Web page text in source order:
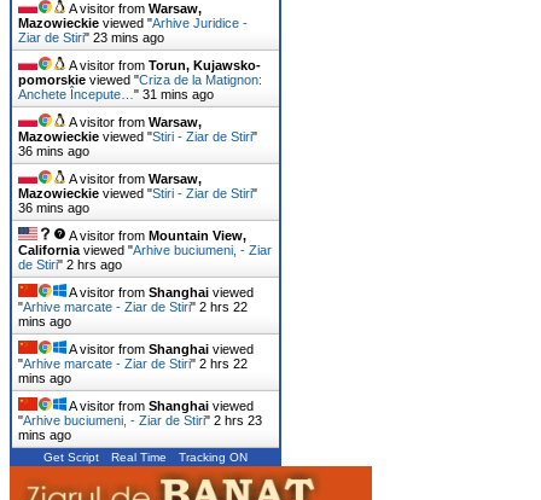
A visitor from Warsaw,
Mazowieckie viewed "Arhive Juridice -
Ziar de Stiri" 23 mins ago
A visitor from Torun, Kujawsko-
pomorskie viewed "Criza de la Matignon:
Anchete Începute… " 31 mins ago
A visitor from Warsaw,
Mazowieckie viewed "Stiri - Ziar de Stiri"
36 mins ago
A visitor from Warsaw,
Mazowieckie viewed "Stiri - Ziar de Stiri"
36 mins ago
A visitor from Mountain View,
California viewed "Arhive buciumeni, - Ziar
de Stiri" 2 hrs ago
A visitor from Shanghai viewed
"Arhive marcate - Ziar de Stiri" 2 hrs 22
mins ago
A visitor from Shanghai viewed
"Arhive marcate - Ziar de Stiri" 2 hrs 22
mins ago
A visitor from Shanghai viewed
"Arhive buciumeni, - Ziar de Stiri" 2 hrs 23
mins ago
Get Script Real Time Tracking ON